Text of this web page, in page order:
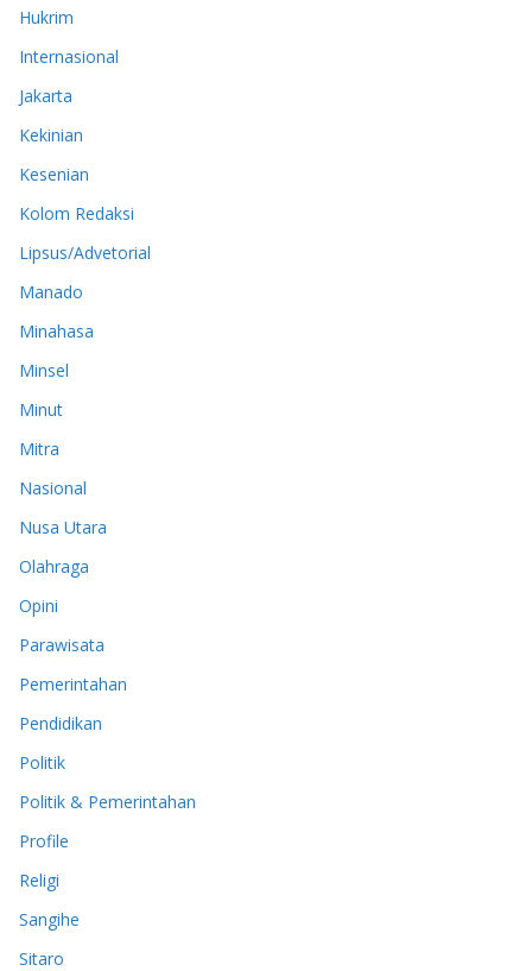
Hukrim
Internasional
Jakarta
Kekinian
Kesenian
Kolom Redaksi
Lipsus/Advetorial
Manado
Minahasa
Minsel
Minut
Mitra
Nasional
Nusa Utara
Olahraga
Opini
Parawisata
Pemerintahan
Pendidikan
Politik
Politik & Pemerintahan
Profile
Religi
Sangihe
Sitaro